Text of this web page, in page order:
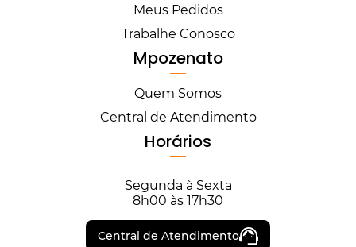
Meus Pedidos
Trabalhe Conosco
Mpozenato
Quem Somos
Central de Atendimento
Horários
Segunda à Sexta
8h00 às 17h30
Central de Atendimento